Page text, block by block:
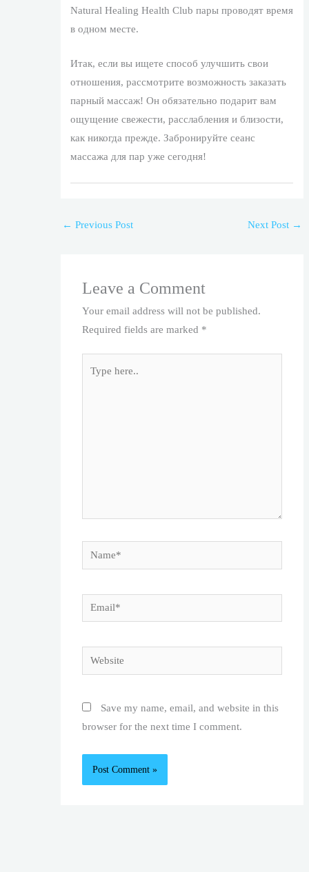
Natural Healing Health Club пары проводят время
в одном месте.
Итак, если вы ищете способ улучшить свои
отношения, рассмотрите возможность заказать
парный массаж! Он обязательно подарит вам
ощущение свежести, расслабления и близости,
как никогда прежде. Забронируйте сеанс
массажа для пар уже сегодня!
← Previous Post Next Post →
Leave a Comment
Your email address will not be published.
Required fields are marked *
Name*
Email*
Website
Save my name, email, and website in this
browser for the next time I comment.